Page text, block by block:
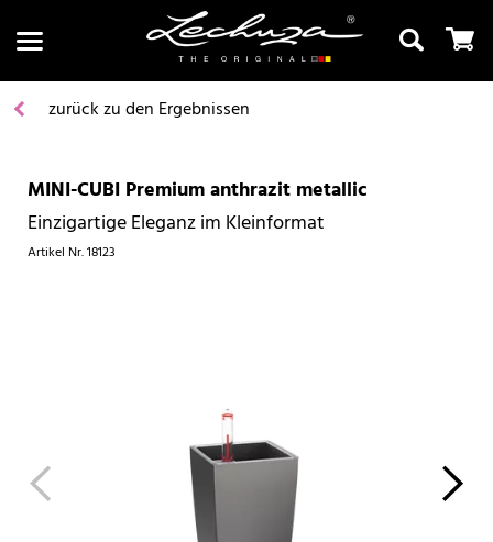
Suchen
zurück zu den Ergebnissen
MINI-CUBI Premium anthrazit metallic
Einzigartige Eleganz im Kleinformat
Artikel Nr.18123